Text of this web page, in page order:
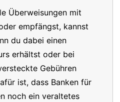
Überweisungen mit
empfängst, kannst
du dabei einen
erhältst oder bei
Gebühren
ist, dass Banken für
noch ein veraltetes